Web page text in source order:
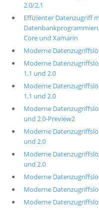
2.0/2.1
Effizienter Datenzugriff
Core und Xamarin
Moderne
Moderne
1,1 und 2.0
Moderne
1,1 und 2.0
Moderne
und 2.0-Preview2
Moderne
und 2.0
Moderne
und 2.0
Moderne
Moderne
Moderne